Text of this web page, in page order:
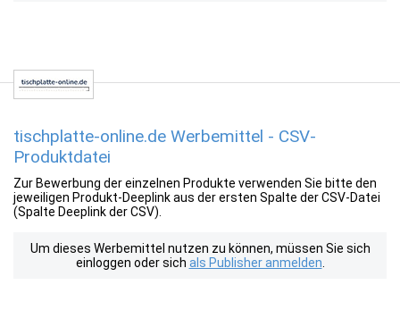
tischplatte-online.de Werbemittel - CSV-
Produktdatei
Zur Bewerbung der einzelnen Produkte verwenden Sie bitte den
jeweiligen Produkt-Deeplink aus der ersten Spalte der CSV-Datei
(Spalte Deeplink der CSV).
Um dieses Werbemittel nutzen zu können, müssen Sie sich
einloggen oder sich als Publisher anmelden